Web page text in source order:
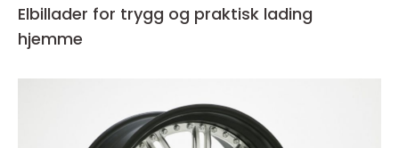
Elbillader for trygg og praktisk lading
hjemme